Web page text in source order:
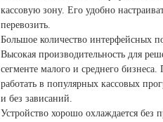
кассовую зону. Его удобно
перевозить.
Большое количество интерфейсных
Высокая производительность для
сегменте малого и среднего
работать в популярных кассовых
и без зависаний.
Устройство хорошо охлаждается без